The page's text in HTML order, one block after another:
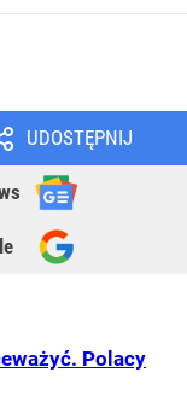
UDOSTĘPNIJ
Polacy